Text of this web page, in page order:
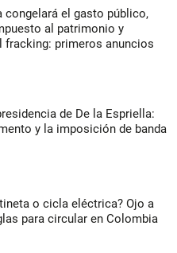
congelará el gasto público,
al patrimonio y
fracking: primeros anuncios
de De la Espriella:
y la imposición de banda
o cicla eléctrica? Ojo a
para circular en Colombia